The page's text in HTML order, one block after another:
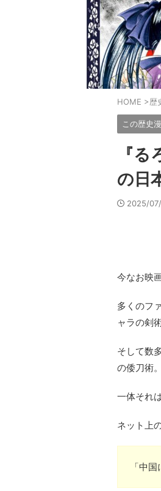
HOME >歴
この歴史
『
の日
2025/
今なお映
多くのフ
ャラの剣
そして数
の倭刀術。
一体それ
ネット上
「中